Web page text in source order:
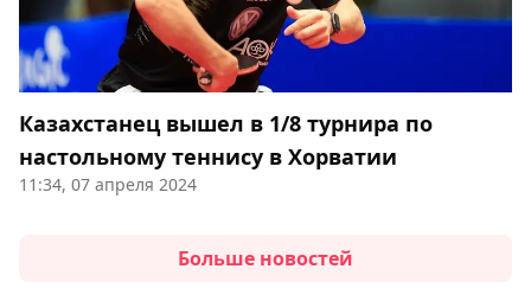
Казахстанец вышел в 1/8 турнира по
настольному теннису в Хорватии
11:34, 07 апреля 2024
Больше новостей